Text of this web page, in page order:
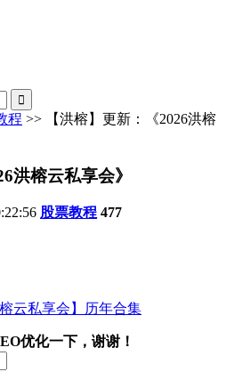
程 >> 【洪榕】更新：《2026洪榕
洪榕云私享会》
股票教程 477
榕云私享会】历年合集
优化一下，谢谢！